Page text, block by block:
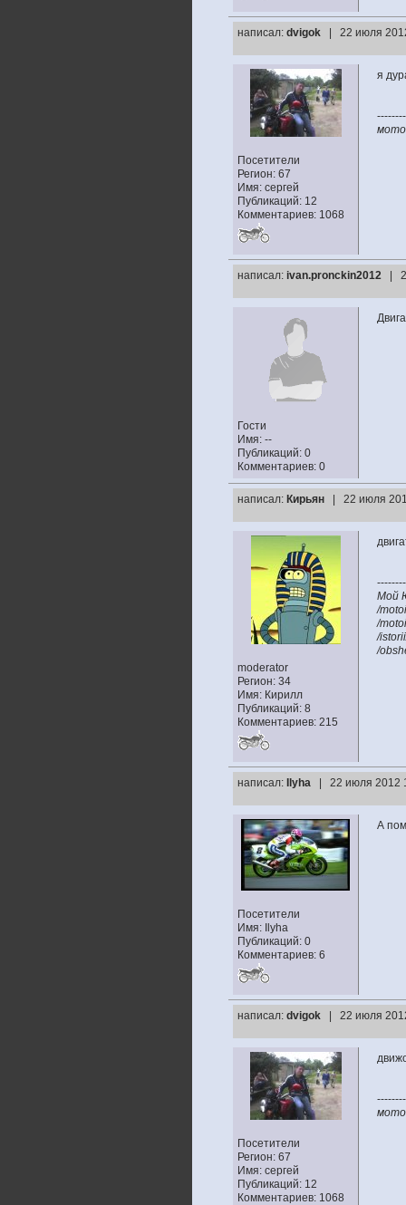
написал: dvigok | 22 июля
Посетители
Регион: 67
Имя: сергей
Публикаций: 12
Комментариев: 1068
я
написал: ivan.pronckin2012 |
Гости
Имя: --
Публикаций: 0
Комментариев: 0
написал: Кирьян | 22 июля
moderator
Регион: 34
Имя: Кирилл
Публикаций: 8
Комментариев: 215
Мой
/
/
/
/
написал: Ilyha | 22 июля
Посетители
Имя: Ilyha
Публикаций: 0
Комментариев: 6
А
написал: dvigok | 22 июля
Посетители
Регион: 67
Имя: сергей
Публикаций: 12
Комментариев: 1068